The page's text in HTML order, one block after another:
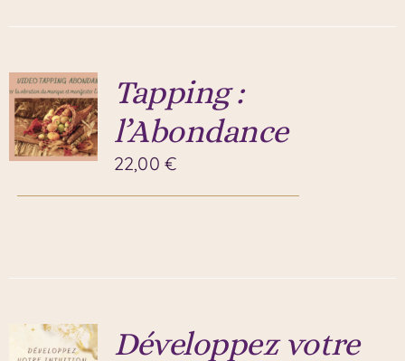
Tapping :
l’Abondance
22,00€
Développez votre